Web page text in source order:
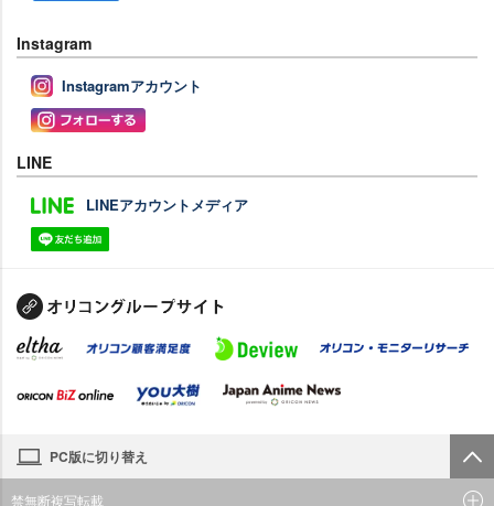
Instagram
Instagramアカウント
LINE
LINEアカウントメディア
PC版に切り替え
禁無断複写転載